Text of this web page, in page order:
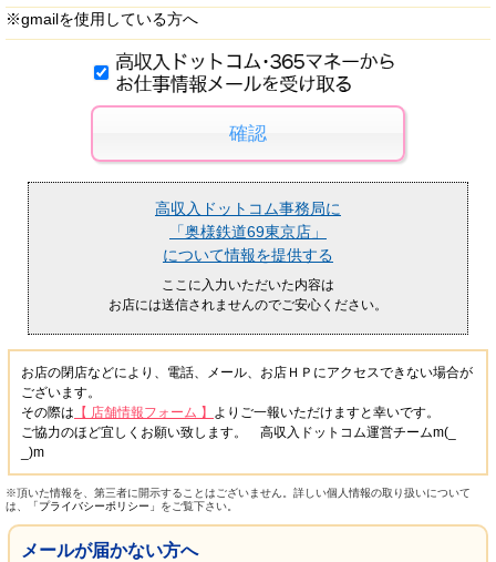
※gmailを使用している方へ
高収入ドットコム事務局に
「奥様鉄道69東京店」
について情報を提供する
ここに入力いただいた内容は
お店には送信されませんのでご安心ください。
お店の閉店などにより、電話、メール、お店ＨＰにアクセスできない場合が
ございます。
その際は 【 店舗情報フォーム 】 よりご一報いただけますと幸いです。
ご協力のほど宜しくお願い致します。 高収入ドットコム運営チームm(_
_)m
※頂いた情報を、第三者に開示することはございません。詳しい個人情報の取り扱いについて
は、
「プライバシーポリシー」 をご覧下さい。
メールが届かない方へ